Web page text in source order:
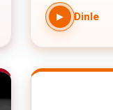
▶ Dinle